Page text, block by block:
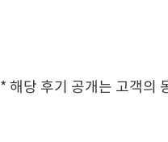
* 해당 후기 공개는 고객의